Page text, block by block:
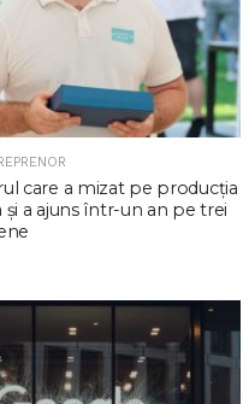
care a mizat pe producția
și a ajuns într-un an pe trei